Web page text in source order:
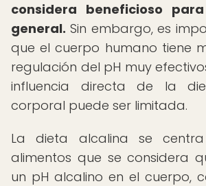
considera beneficioso
general. Sin embargo, es
que el cuerpo humano tiene
regulación del pH muy
influencia directa de la
corporal puede ser limitada.
La dieta alcalina se
alimentos que se considera
un pH alcalino en el cuerpo,